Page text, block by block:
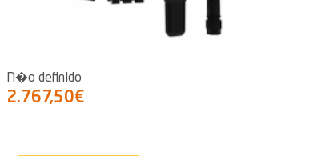
N�o definido
2.767,50€